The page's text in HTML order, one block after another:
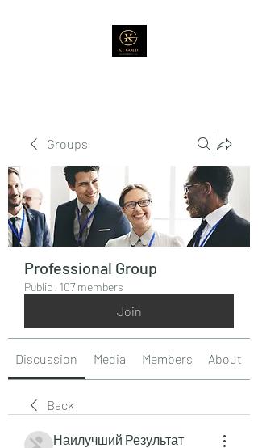
Groups
Professional Group
Public · 107 members
Join
Discussion Media Members About
Back
Наилучший Результат